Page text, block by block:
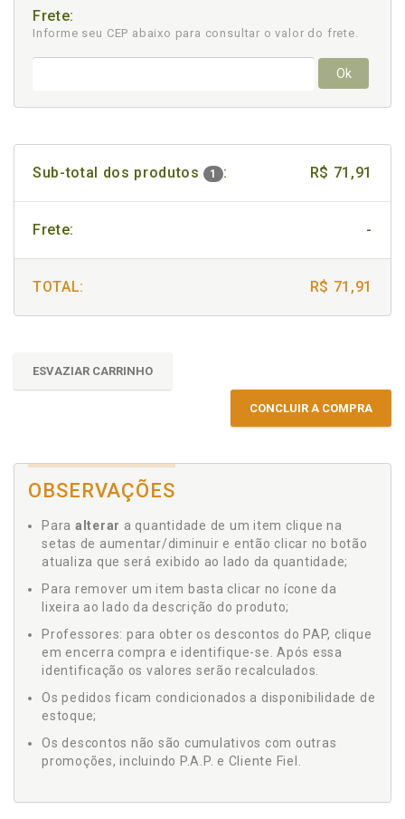
Frete:
Informe seu CEP abaixo para consultar o valor do frete.
Ok
Sub-total dos produtos 1 : R$ 71,91
Frete: -
TOTAL: R$ 71,91
ESVAZIAR CARRINHO
CONCLUIR A COMPRA
OBSERVAÇÕES
Para alterar a quantidade de um item clique na
setas de aumentar/diminuir e então clicar no botão
atualiza que será exibido ao lado da quantidade;
Para remover um item basta clicar no ícone da
lixeira ao lado da descrição do produto;
Professores: para obter os descontos do PAP, clique
em encerra compra e identifique-se. Após essa
identificação os valores serão recalculados.
Os pedidos ficam condicionados a disponibilidade de
estoque;
Os descontos não são cumulativos com outras
promoções, incluindo P.A.P. e Cliente Fiel.